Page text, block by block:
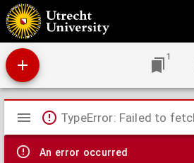
Syair Ken Tambuhan dan Syair Yatim Nestapa dan
1
Mirador
viewer
TypeError: Failed to
An error occurred